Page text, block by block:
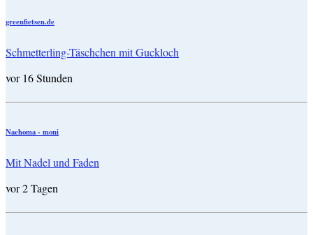
greenfietsen.de
Schmetterling-Täschchen mit Guckloch
vor 16 Stunden
Naehoma - moni
Mit Nadel und Faden
vor 2 Tagen